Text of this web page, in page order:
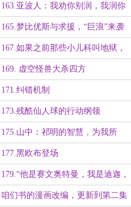
163.亚波人：我劝你别润，我润你
别劝（第三更）
165.梦比优斯与求援，“巨浪”来袭
167.如果之前那些小儿科叫地狱，
那现在这种情况该叫什么？
169. 虚空怪兽大杀四方
171.纠错机制
173.残酷仙人球的行动纲领
175.山中：祁明的智慧，为我所
用！（第三更）
177.黑欧布登场
179.“他是赛文奥特曼，我是迪迦，
盖亚，高斯，梦比优斯……”
咱们书的漫画改编，更新到第二集